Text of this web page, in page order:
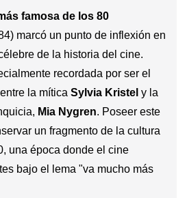
famosa de los 80
marcó un punto de inflexión en
de la historia del cine.
recordada por ser el
la mítica Sylvia Kristel y la
Mia Nygren. Poseer este
un fragmento de la cultura
una época donde el cine
bajo el lema "va mucho más